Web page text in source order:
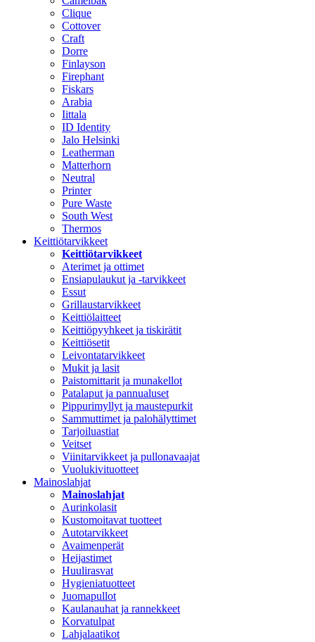
Clique
Cottover
Craft
Dorre
Finlayson
Firephant
Fiskars
Arabia
Iittala
ID Identity
Jalo Helsinki
Leatherman
Matterhorn
Neutral
Printer
Pure Waste
South West
Thermos
Keittiötarvikkeet
Keittiötarvikkeet
Aterimet ja ottimet
Ensiapulaukut ja -tarvikkeet
Essut
Grillaustarvikkeet
Keittiölaitteet
Keittiöpyyhkeet ja tiskirätit
Keittiösetit
Leivontatarvikkeet
Mukit ja lasit
Paistomittarit ja munakellot
Patalaput ja pannualuset
Pippurimyllyt ja maustepurkit
Sammuttimet ja palohälyttimet
Tarjoiluastiat
Veitset
Viinitarvikkeet ja pullonavaajat
Vuolukivituotteet
Mainoslahjat
Mainoslahjat
Aurinkolasit
Kustomoitavat tuotteet
Autotarvikkeet
Avaimenperät
Heijastimet
Huulirasvat
Hygieniatuotteet
Juomapullot
Kaulanauhat ja rannekkeet
Korvatulpat
Lahjalaatikot